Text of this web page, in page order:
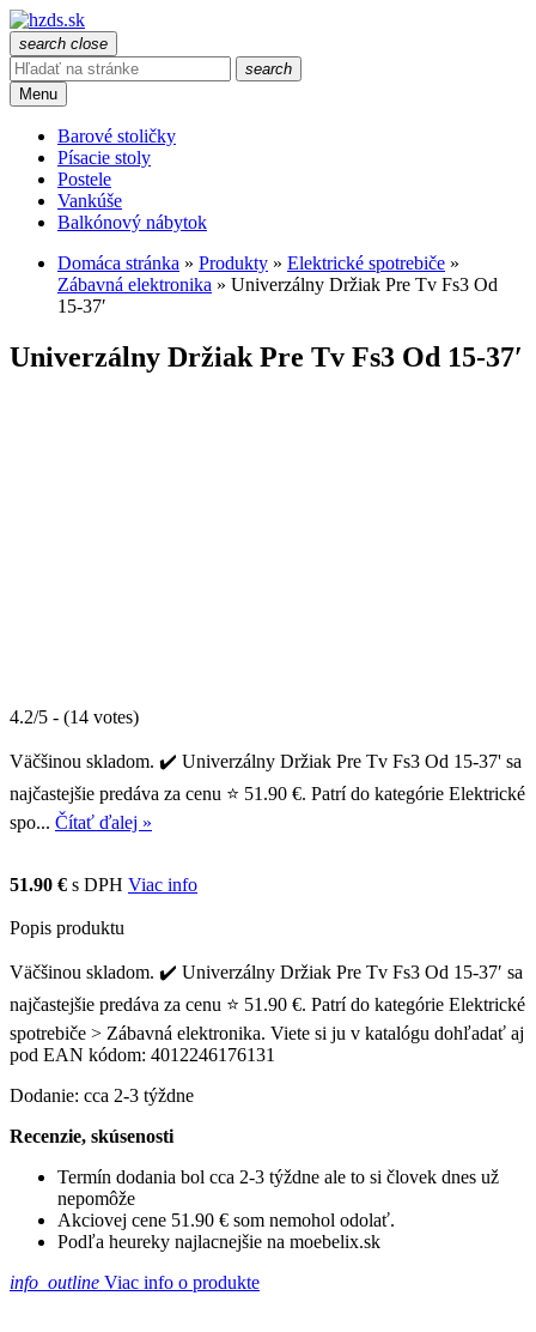
search close
search
Menu
Barové stoličky
Písacie stoly
Postele
Vankúše
Balkónový nábytok
Domáca stránka » Produkty » Elektrické spotrebiče »
Zábavná elektronika » Univerzálny Držiak Pre Tv Fs3 Od
15-37′
Univerzálny Držiak Pre Tv Fs3 Od 15-37′
4.2/5 - (14 votes)
Väčšinou skladom. ✔️ Univerzálny Držiak Pre Tv Fs3 Od 15-37' sa
najčastejšie predáva za cenu ⭐ 51.90 €. Patrí do kategórie Elektrické
spo... Čítať ďalej »
51.90 € s DPH Viac info
Popis produktu
Väčšinou skladom. ✔️ Univerzálny Držiak Pre Tv Fs3 Od 15-37′ sa
najčastejšie predáva za cenu ⭐ 51.90 €. Patrí do kategórie Elektrické
spotrebiče > Zábavná elektronika. Viete si ju v katalógu dohľadať aj
pod EAN kódom: 4012246176131
Dodanie: cca 2-3 týždne
Recenzie, skúsenosti
Termín dodania bol cca 2-3 týždne ale to si človek dnes už
nepomôže
Akciovej cene 51.90 € som nemohol odolať.
Podľa heureky najlacnejšie na moebelix.sk
info_outline Viac info o produkte